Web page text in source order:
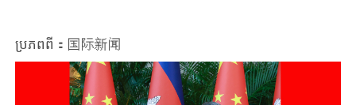
ប្រភពពី：国际新闻